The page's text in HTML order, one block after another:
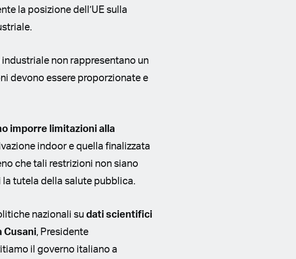
la posizione dell’UE sulla
non rappresentano un
devono essere proporzionate e
imporre limitazioni alla
indoor e quella finalizzata
che tali restrizioni non siano
tutela della salute pubblica.
nazionali sudati scientifici
Cusani, Presidente
il governo italiano a